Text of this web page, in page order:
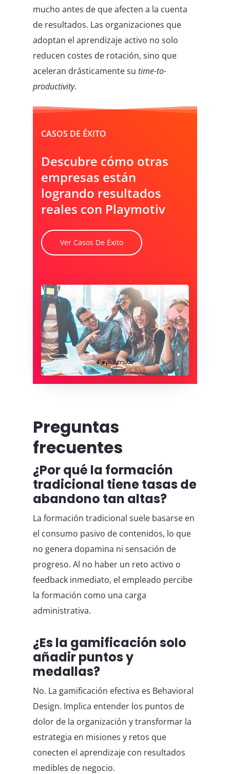
mucho antes de que afecten a la cuenta
de resultados. Las organizaciones que
adoptan el aprendizaje activo no solo
reducen costes de rotación, sino que
aceleran drásticamente su time-to-
productivity.
CASOS DE ÉXITO
Descubre cómo otras
empresas están
logrando resultados
reales con Playmotiv
Ver Casos De Éxito
Preguntas
frecuentes
¿Por qué la formación
tradicional tiene tasas de
abandono tan altas?
La formación tradicional suele basarse en
el consumo pasivo de contenidos, lo que
no genera dopamina ni sensación de
progreso. Al no haber un reto activo o
feedback inmediato, el empleado percibe
la formación como una carga
administrativa.
¿Es la gamificación solo
añadir puntos y
medallas?
No. La gamificación efectiva es Behavioral
Design. Implica entender los puntos de
dolor de la organización y transformar la
estrategia en misiones y retos que
conecten el aprendizaje con resultados
medibles de negocio.